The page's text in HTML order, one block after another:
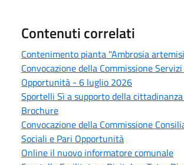
Contenuti correlati
Contenimento pianta "Ambrosia
Convocazione della Commissione
Opportunità - 6 luglio 2026
Sportelli Sì a supporto della
Brochure
Convocazione della Commissione
Sociali e Pari Opportunità
Online il nuovo informatore comunale